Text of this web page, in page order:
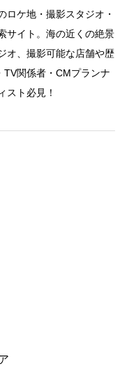
ロケ地・撮影スタジオ・
サイト。海の近くの絶景
オ、撮影可能な店舗や歴
TV関係者・CMプランナ
スト必見！